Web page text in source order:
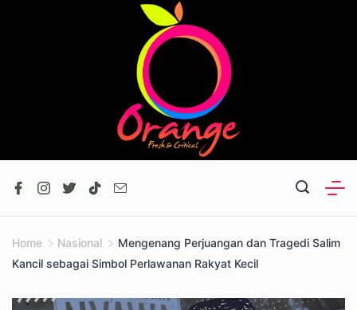
Home Nasional
Mengenang Perjuangan dan Tragedi Salim
Kancil sebagai Simbol Perlawanan Rakyat Kecil